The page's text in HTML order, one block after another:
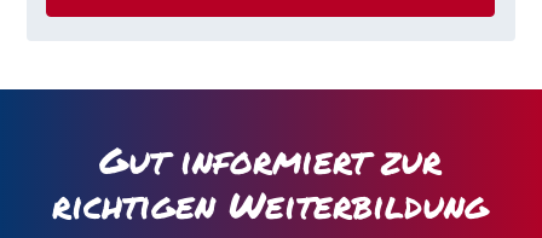
Modul 4: Achtsamkeit - das Hier und Jetzt
Modul 5: Achtsamkeits- und
Gut informiert zur
richtigen Weiterbildung